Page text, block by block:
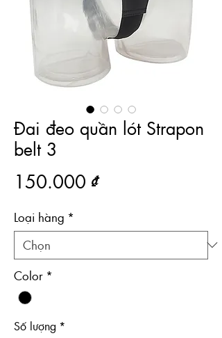
Đai đeo quần lót Strapon
belt 3
150.000 ₫Giá
Loại hàng *
Color *
Số lượng *